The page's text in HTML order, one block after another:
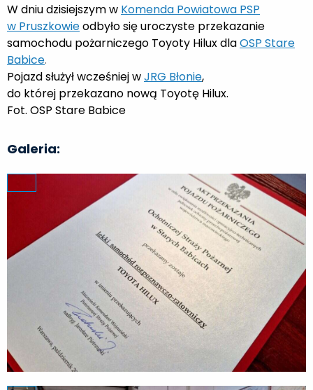
W dniu dzisiejszym w Komenda Powiatowa PSP
w Pruszkowieodbyło się uroczyste przekazanie
samochodu pożarniczego Toyoty Hilux dlaOSP Stare
Babice.
Pojazd służył wcześniej wJRG Błonie,
do której przekazano nową Toyotę Hilux.
Fot. OSP Stare Babice
Galeria: